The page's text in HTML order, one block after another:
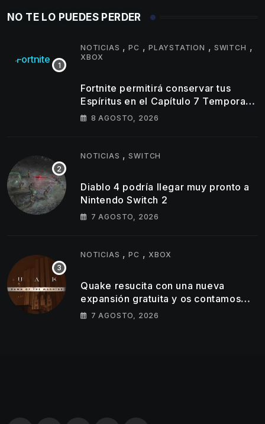
NO TE LO PUEDES PERDER
NOTICIAS ,PC ,PLAYSTATION , SWITCH ,
XBOX
Fortnite permitirá conservar tus
Espíritus en el Capítulo 7 Temporada
4 8 AGOSTO, 2026
NOTICIAS ,SWITCH
Diablo 4 podría llegar muy pronto a
Nintendo Switch 2
7 AGOSTO, 2026
NOTICIAS ,PC ,XBOX
Quake resucita con una nueva
expansión gratuita y os contamos
todos los detalles
7 AGOSTO, 2026